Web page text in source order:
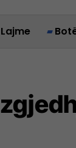
Lajme